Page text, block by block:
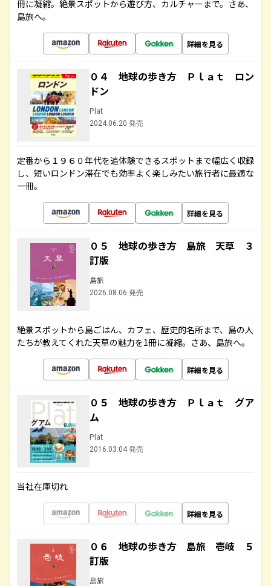
冊に凝縮。絶景スポットから遊び方、カルチャーまで。さあ、
島旅へ。
詳細を見る
０４ 地球の歩き方 Ｐｌａｔ ロン
ドン
Plat
2024.06.20 発売
定番から１９６０年代を追体験できるスポットまで幅広く収録
し、短いロンドン滞在でも効率よく楽しみたい旅行者に最適な
一冊。
詳細を見る
０５ 地球の歩き方 島旅 天草 ３
訂版
島旅
2026.08.06 発売
絶景スポットから島ごはん、カフェ、歴史的名所まで、島の人
たちが教えてくれた天草の魅力を1冊に凝縮。さあ、島旅へ。
詳細を見る
０５ 地球の歩き方 Ｐｌａｔ グア
ム
Plat
2016.03.04 発売
当社在庫切れ
詳細を見る
０６ 地球の歩き方 島旅 壱岐 ５
訂版
島旅